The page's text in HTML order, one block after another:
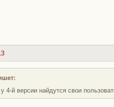
4-й версии найдутся свои